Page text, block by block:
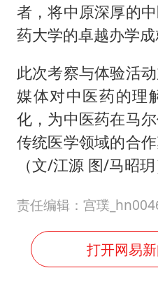
者，将中原深厚的
药大学的卓越办学成
此次考察与体验活
媒体对中医药的理
化，为中医药在马
传统医学领域的合
（文/江源 图/马昭玥
责任编辑：宫璞
打开网易